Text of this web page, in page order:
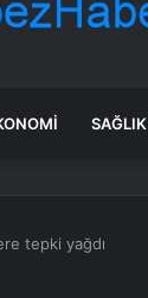
SAĞLIK
tepki yağdı